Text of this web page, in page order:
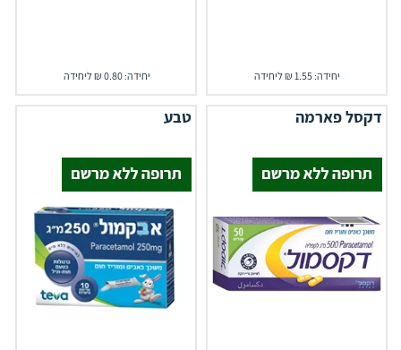
יחידה: 1.55 ₪ ליחידה יחידה: 0.80 ₪ ליחידה
דקסל פארמה טבע